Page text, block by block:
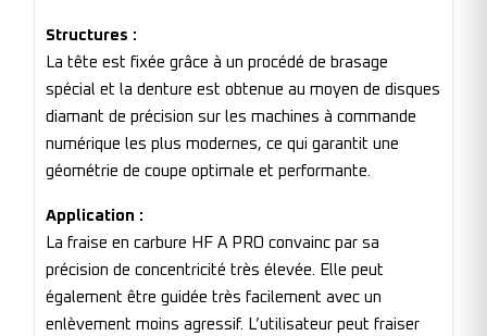
Structures :
La tête est fixée grâce à un procédé de brasage
spécial et la denture est obtenue au moyen de disques
diamant de précision sur les machines à commande
numérique les plus modernes, ce qui garantit une
géométrie de coupe optimale et performante.
Application :
La fraise en carbure HF A PRO convainc par sa
précision de concentricité très élevée. Elle peut
également être guidée très facilement avec un
enlèvement moins agressif. L’utilisateur peut fraiser